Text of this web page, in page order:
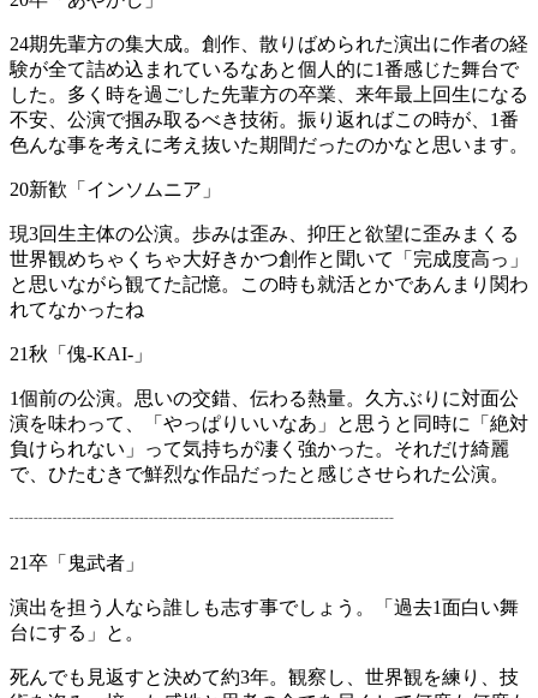
24期先輩方の集大成。創作、散りばめられた演出に作者の経
験が全て詰め込まれているなあと個人的に1番感じた舞台で
した。多く時を過ごした先輩方の卒業、来年最上回生になる
不安、公演で掴み取るべき技術。振り返ればこの時が、1番
色んな事を考えに考え抜いた期間だったのかなと思います。
20新歓「インソムニア」
現3回生主体の公演。歩みは歪み、抑圧と欲望に歪みまくる
世界観めちゃくちゃ大好きかつ創作と聞いて「完成度高っ」
と思いながら観てた記憶。この時も就活とかであんまり関わ
れてなかったね
21秋「傀-KAI-」
1個前の公演。思いの交錯、伝わる熱量。久方ぶりに対面公
演を味わって、「やっぱりいいなあ」と思うと同時に「絶対
負けられない」って気持ちが凄く強かった。それだけ綺麗
で、ひたむきで鮮烈な作品だったと感じさせられた公演。
┈┈┈┈┈┈┈┈┈┈┈┈┈┈┈┈┈┈┈┈
21卒「鬼武者」
演出を担う人なら誰しも志す事でしょう。「過去1面白い舞
台にする」と。
死んでも見返すと決めて約3年。観察し、世界観を練り、技